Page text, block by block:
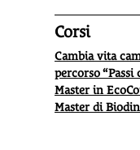
Corsi
Cambia vita
percorso “Passi
Master in
Master di